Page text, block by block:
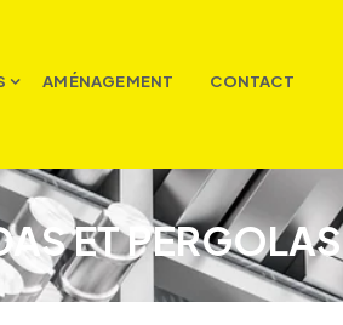
AMÉNAGEMENT CONTACT
ET PERGOLAS